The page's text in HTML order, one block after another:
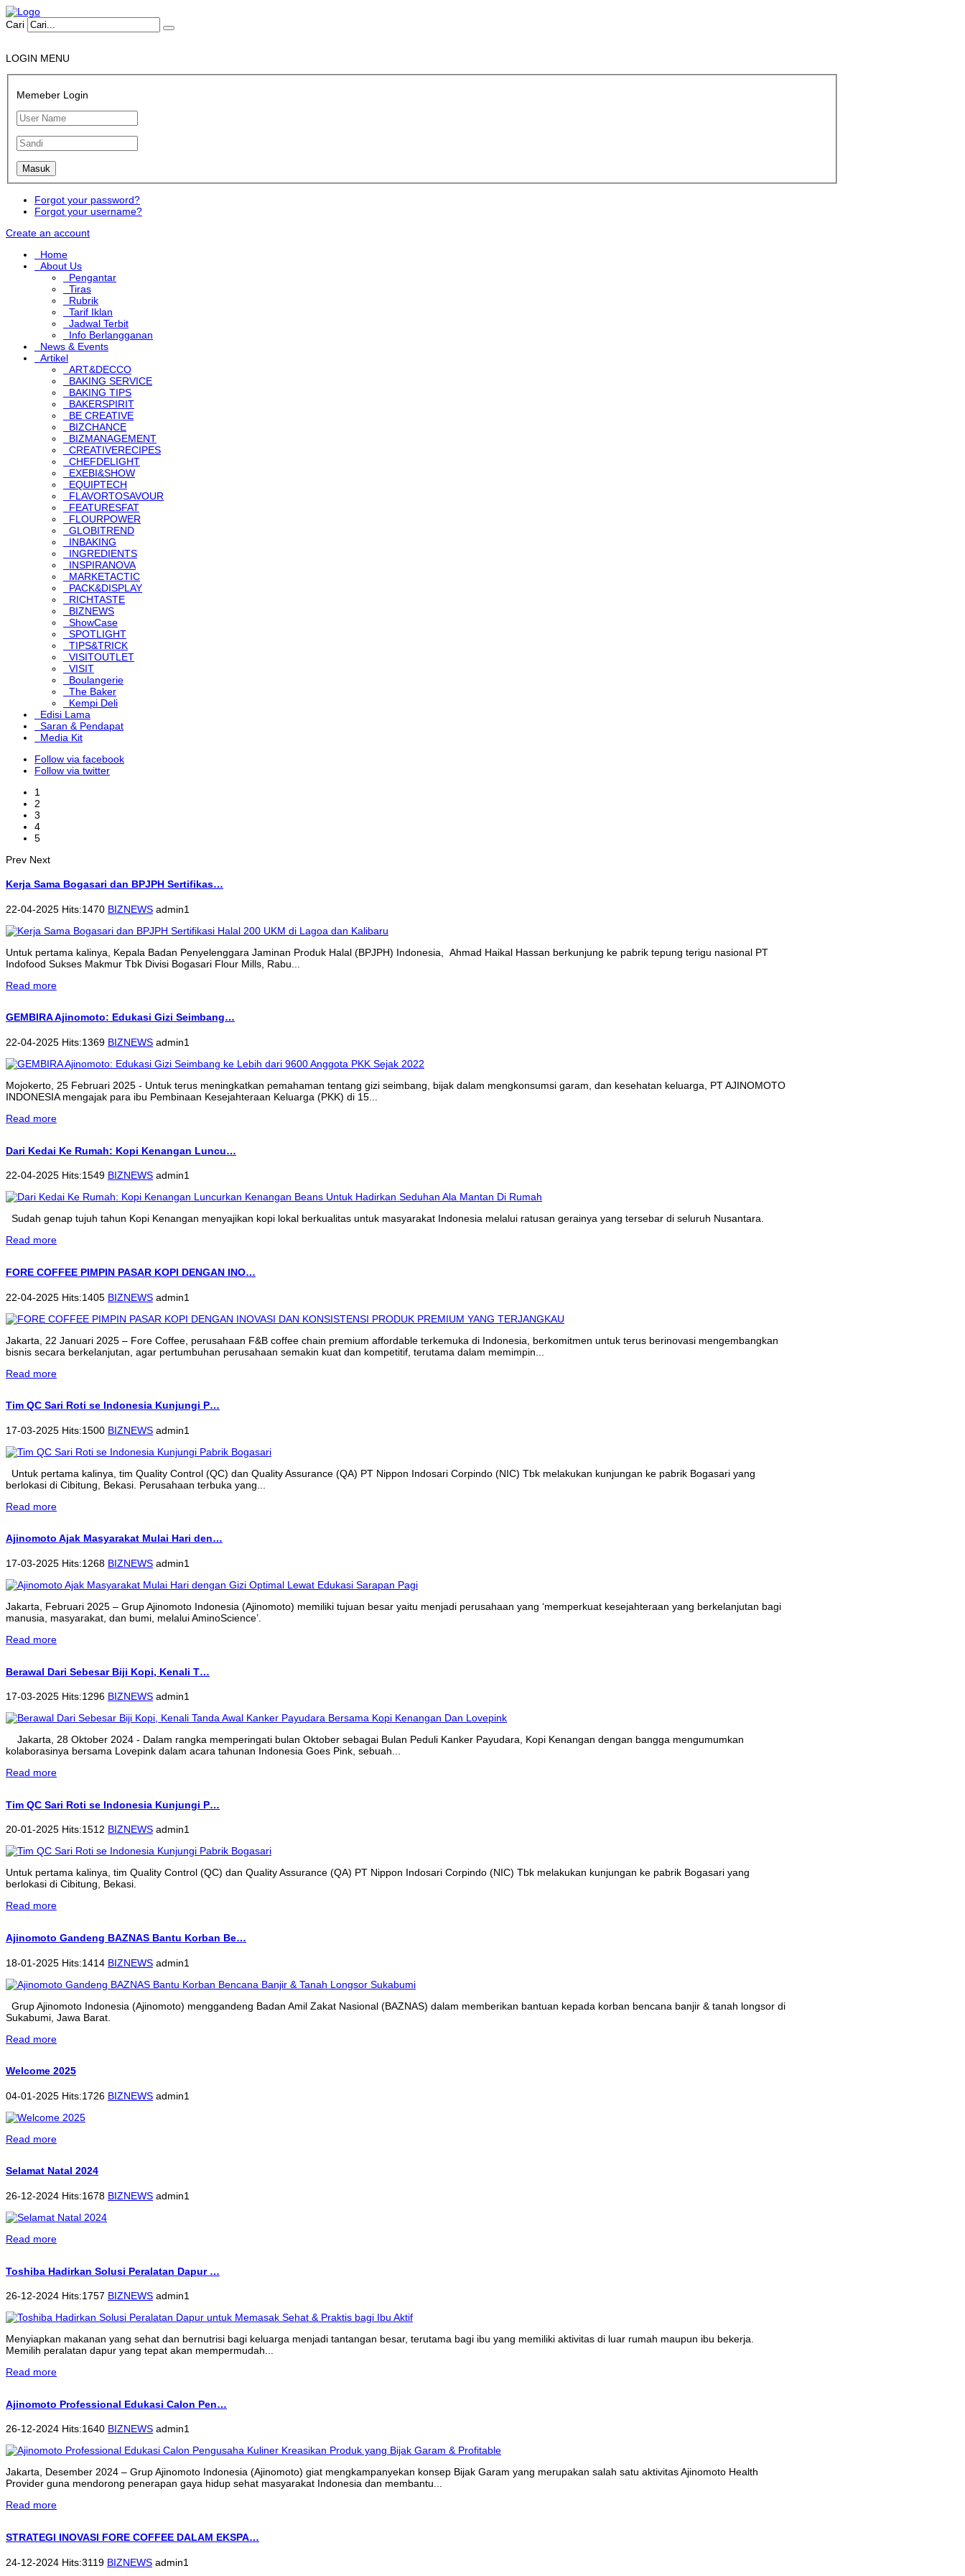
Cari
LOGIN MENU
Memeber Login
Forgot your password?
Forgot your username?
Create an account
Home
About Us
Pengantar
Tiras
Rubrik
Tarif Iklan
Jadwal Terbit
Info Berlangganan
News & Events
Artikel
ART&DECCO
BAKING SERVICE
BAKING TIPS
BAKERSPIRIT
BE CREATIVE
BIZCHANCE
BIZMANAGEMENT
CREATIVERECIPES
CHEFDELIGHT
EXEBI&SHOW
EQUIPTECH
FLAVORTOSAVOUR
FEATURESFAT
FLOURPOWER
GLOBITREND
INBAKING
INGREDIENTS
INSPIRANOVA
MARKETACTIC
PACK&DISPLAY
RICHTASTE
BIZNEWS
ShowCase
SPOTLIGHT
TIPS&TRICK
VISITOUTLET
VISIT
Boulangerie
The Baker
Kempi Deli
Edisi Lama
Saran & Pendapat
Media Kit
Follow via facebook
Follow via twitter
1
2
3
4
5
Prev Next
Kerja Sama Bogasari dan BPJPH Sertifikas…
22-04-2025 Hits:1470 BIZNEWS admin1
Untuk pertama kalinya, Kepala Badan Penyelenggara Jaminan Produk Halal (BPJPH) Indonesia, Ahmad Haikal Hassan berkunjung ke pabrik tepung terigu nasional PT
Indofood Sukses Makmur Tbk Divisi Bogasari Flour Mills, Rabu...
Read more
GEMBIRA Ajinomoto: Edukasi Gizi Seimbang…
22-04-2025 Hits:1369 BIZNEWS admin1
Mojokerto, 25 Februari 2025 - Untuk terus meningkatkan pemahaman tentang gizi seimbang, bijak dalam mengkonsumsi garam, dan kesehatan keluarga, PT AJINOMOTO
INDONESIA mengajak para ibu Pembinaan Kesejahteraan Keluarga (PKK) di 15...
Read more
Dari Kedai Ke Rumah: Kopi Kenangan Luncu…
22-04-2025 Hits:1549 BIZNEWS admin1
Sudah genap tujuh tahun Kopi Kenangan menyajikan kopi lokal berkualitas untuk masyarakat Indonesia melalui ratusan gerainya yang tersebar di seluruh Nusantara.
Read more
FORE COFFEE PIMPIN PASAR KOPI DENGAN INO…
22-04-2025 Hits:1405 BIZNEWS admin1
Jakarta, 22 Januari 2025 – Fore Coffee, perusahaan F&B coffee chain premium affordable terkemuka di Indonesia, berkomitmen untuk terus berinovasi mengembangkan
bisnis secara berkelanjutan, agar pertumbuhan perusahaan semakin kuat dan kompetitif, terutama dalam memimpin...
Read more
Tim QC Sari Roti se Indonesia Kunjungi P…
17-03-2025 Hits:1500 BIZNEWS admin1
Untuk pertama kalinya, tim Quality Control (QC) dan Quality Assurance (QA) PT Nippon Indosari Corpindo (NIC) Tbk melakukan kunjungan ke pabrik Bogasari yang
berlokasi di Cibitung, Bekasi. Perusahaan terbuka yang...
Read more
Ajinomoto Ajak Masyarakat Mulai Hari den…
17-03-2025 Hits:1268 BIZNEWS admin1
Jakarta, Februari 2025 – Grup Ajinomoto Indonesia (Ajinomoto) memiliki tujuan besar yaitu menjadi perusahaan yang ‘memperkuat kesejahteraan yang berkelanjutan bagi
manusia, masyarakat, dan bumi, melalui AminoScience’.
Read more
Berawal Dari Sebesar Biji Kopi, Kenali T…
17-03-2025 Hits:1296 BIZNEWS admin1
Jakarta, 28 Oktober 2024 - Dalam rangka memperingati bulan Oktober sebagai Bulan Peduli Kanker Payudara, Kopi Kenangan dengan bangga mengumumkan
kolaborasinya bersama Lovepink dalam acara tahunan Indonesia Goes Pink, sebuah...
Read more
Tim QC Sari Roti se Indonesia Kunjungi P…
20-01-2025 Hits:1512 BIZNEWS admin1
Untuk pertama kalinya, tim Quality Control (QC) dan Quality Assurance (QA) PT Nippon Indosari Corpindo (NIC) Tbk melakukan kunjungan ke pabrik Bogasari yang
berlokasi di Cibitung, Bekasi.
Read more
Ajinomoto Gandeng BAZNAS Bantu Korban Be…
18-01-2025 Hits:1414 BIZNEWS admin1
Grup Ajinomoto Indonesia (Ajinomoto) menggandeng Badan Amil Zakat Nasional (BAZNAS) dalam memberikan bantuan kepada korban bencana banjir & tanah longsor di
Sukabumi, Jawa Barat.
Read more
Welcome 2025
04-01-2025 Hits:1726 BIZNEWS admin1
Read more
Selamat Natal 2024
26-12-2024 Hits:1678 BIZNEWS admin1
Read more
Toshiba Hadirkan Solusi Peralatan Dapur …
26-12-2024 Hits:1757 BIZNEWS admin1
Menyiapkan makanan yang sehat dan bernutrisi bagi keluarga menjadi tantangan besar, terutama bagi ibu yang memiliki aktivitas di luar rumah maupun ibu bekerja.
Memilih peralatan dapur yang tepat akan mempermudah...
Read more
Ajinomoto Professional Edukasi Calon Pen…
26-12-2024 Hits:1640 BIZNEWS admin1
Jakarta, Desember 2024 – Grup Ajinomoto Indonesia (Ajinomoto) giat mengkampanyekan konsep Bijak Garam yang merupakan salah satu aktivitas Ajinomoto Health
Provider guna mendorong penerapan gaya hidup sehat masyarakat Indonesia dan membantu...
Read more
STRATEGI INOVASI FORE COFFEE DALAM EKSPA…
24-12-2024 Hits:3119 BIZNEWS admin1